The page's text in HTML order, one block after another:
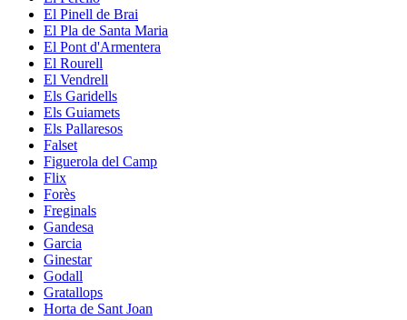
El Pinell de Brai
El Pla de Santa Maria
El Pont d'Armentera
El Rourell
El Vendrell
Els Garidells
Els Guiamets
Els Pallaresos
Falset
Figuerola del Camp
Flix
Forès
Freginals
Gandesa
Garcia
Ginestar
Godall
Gratallops
Horta de Sant Joan